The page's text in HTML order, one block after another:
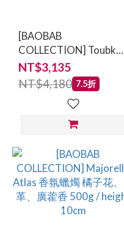
[BAOBAB
COLLECTION] Toubkal
Atlas 圖卜卡勒山脈 香
氛蠟燭 香、玫瑰、阿特
拉斯雪松 500g / height
NT$3,135
NT$4,180 7.5折